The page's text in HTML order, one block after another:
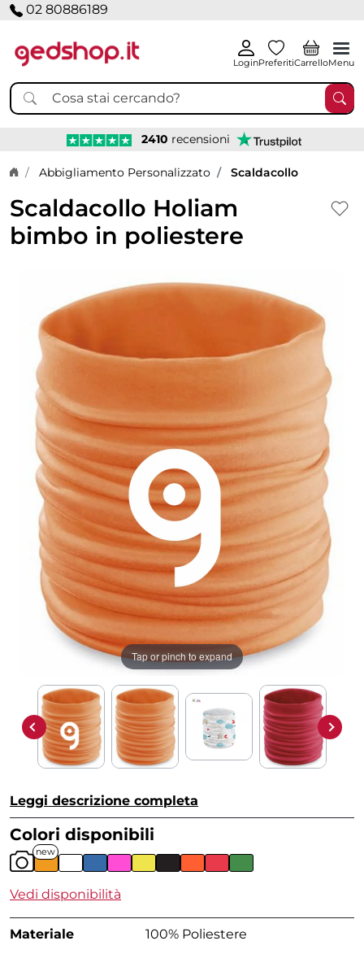
02 80886189
LoginPreferitiCarrelloMenu
2410 recensioni
Home page
Abbigliamento Personalizzato Scaldacollo
Scaldacollo Holiam
bimbo in poliestere
Tap or pinch to expand
Leggi descrizione completa
Colori disponibili
new
Vedi disponibilità
Materiale 100% Poliestere